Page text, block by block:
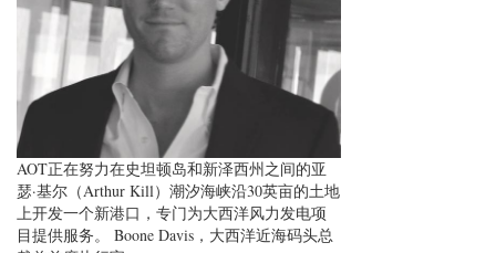
AOT正在努力在史坦顿岛和新泽西州之间的亚
瑟·基尔（Arthur Kill）潮汐海峡沿30英亩的土地
上开发一个新港口，专门为大西洋风力发电项
目提供服务。 Boone Davis，大西洋近海码头总